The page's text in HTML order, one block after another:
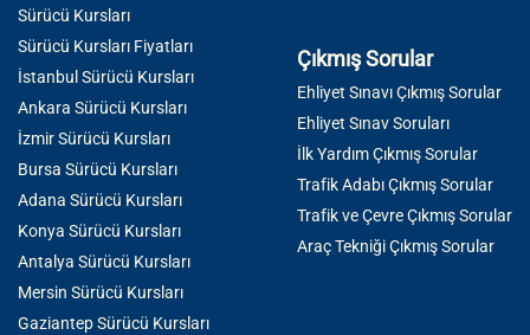
Sürücü Kursları
Sürücü Kursları Fiyatları
İstanbul Sürücü Kursları
Ankara Sürücü Kursları
İzmir Sürücü Kursları
Bursa Sürücü Kursları
Adana Sürücü Kursları
Konya Sürücü Kursları
Antalya Sürücü Kursları
Mersin Sürücü Kursları
Gaziantep Sürücü Kursları
Çıkmış Sorular
Ehliyet Sınavı Çıkmış Sorular
Ehliyet Sınav Soruları
İlk Yardım Çıkmış Sorular
Trafik Adabı Çıkmış Sorular
Trafik ve Çevre Çıkmış Sorular
Araç Tekniği Çıkmış Sorular